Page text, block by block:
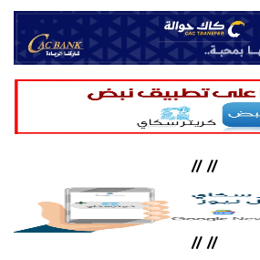
//
//
//
//